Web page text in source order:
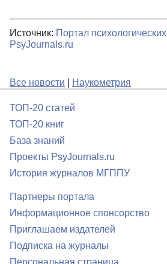
Источник: Портал
PsyJournals.ru
Все новости Наукометрия
ТОП-20 статей
ТОП-20 книг
База знаний
Проекты PsyJournals.ru
История журналов МГППУ
Партнеры портала
Информационное спонсорство
Приглашаем издателей
Подписка на журналы